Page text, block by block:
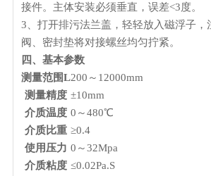
接件。主体安装必须垂直，误差<3度。
3、打开排污法兰盖，轻轻放入磁浮子
阀、密封垫将对接螺丝均匀拧紧。
四、基本参数
测量范围L200～12000mm
测量精度 ±10mm
介质温度 0～480℃
介质比重 ≥0.4
使用压力 0～32Mpa
介质粘度 ≤0.02Pa.S